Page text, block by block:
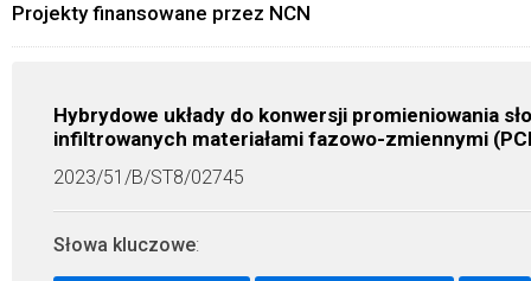
Projekty finansowane przez NCN
Hybrydowe układy do konwersji promieniowania
infiltrowanych materiałami fazowo-zmiennymi
2023/51/B/ST8/02745
Słowa kluczowe: